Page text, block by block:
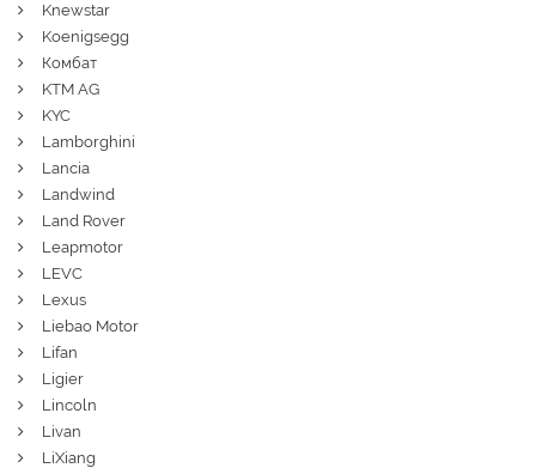
Knewstar
Koenigsegg
Комбат
KTM AG
KYC
Lamborghini
Lancia
Landwind
Land Rover
Leapmotor
LEVC
Lexus
Liebao Motor
Lifan
Ligier
Lincoln
Livan
LiXiang